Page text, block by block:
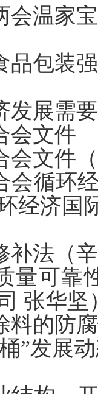
会温家
品包装
发展需
会文件
会文件
会循环
经济国
补法（
量可靠
张华坚
料的防
”发展